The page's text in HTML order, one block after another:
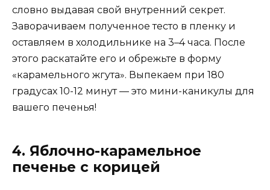
словно выдавая свой внутренний секрет.
Заворачиваем полученное тесто в пленку и
оставляем в холодильнике на 3–4 часа. После
этого раскатайте его и обрежьте в форму
«карамельного жгута». Выпекаем при 180
градусах 10-12 минут — это мини-каникулы для
вашего печенья!
4. Яблочно-карамельное
печенье с корицей